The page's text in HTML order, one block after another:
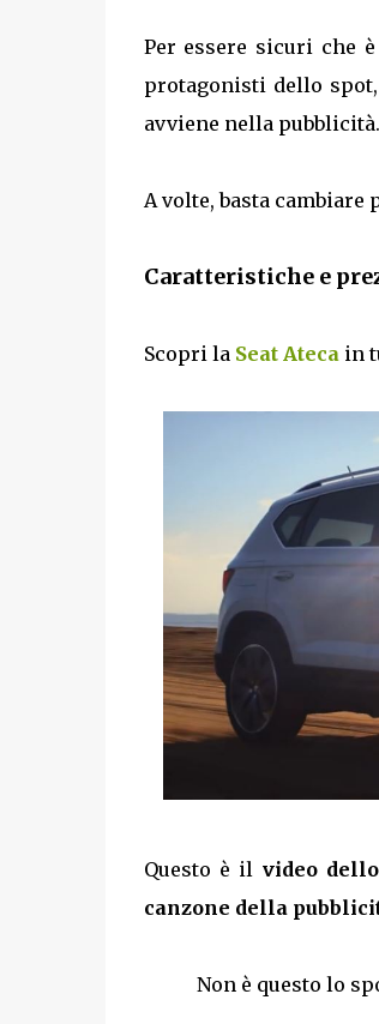
Per essere sicuri che
protagonisti dello
avviene nella pubblicità.
A volte, basta
Caratteristiche e
Scopri la Seat Atecain
Questo è il video
canzone della
Non è questo lo